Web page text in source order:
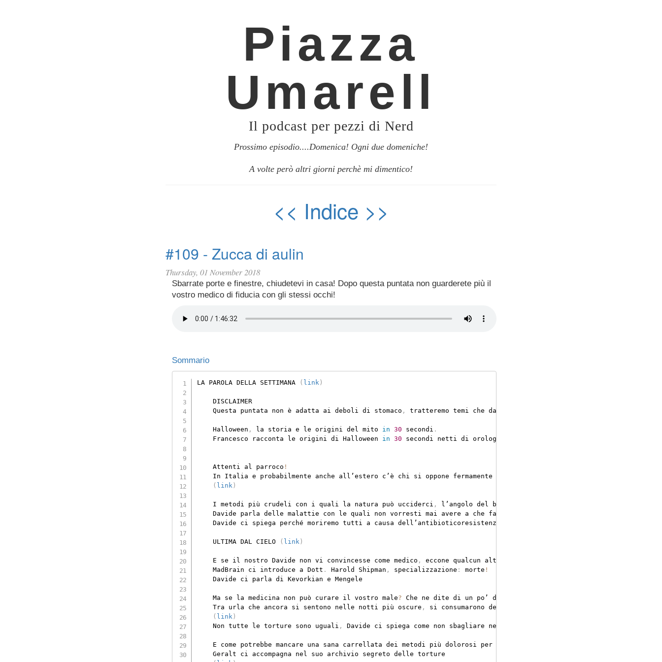
Piazza
Umarell
Il podcast per pezzi di Nerd
Prossimo episodio....Domenica! Ogni due domeniche!
A volte però altri giorni perchè mi dimentico!
<< Indice >>
#109 - Zucca di aulin
Thursday, 01 November 2018
Sbarrate porte e finestre, chiudetevi in casa! Dopo questa puntata non guarderete più il
vostro medico di fiducia con gli stessi occhi!
Sommario
LA PAROLA DELLA SETTIMANA ( link)
    DISCLAIMER
    Questa puntata non è adatta ai deboli di stomaco
, tratteremo temi che davvero non vorreste conoscere
    Halloween
, la storia e le origini del mito in 30 secondi .
    Francesco racconta le origini di Halloween
in 30 secondi netti di orologio
    Attenti al parroco
!
    In Italia e probabilmente anche all’estero c’è chi si oppone fermamente alla diffusione della festa di halloween
( link)
    I metodi più crudeli con i quali la natura può ucciderci
, l’angolo del buon dottore
    Davide parla delle malattie con le quali non vorresti mai avere a che fare
    Davide ci spiega perché moriremo tutti a causa dell’antibioticoresistenza
    ULTIMA DAL CIELO
( link)
    E se il nostro Davide non vi convincesse come medico
, eccone qualcun altro pronto
    MadBrain ci introduce a Dott
. Harold Shipman , specializzazione : morte !
    Davide ci parla di Kevorkian e Mengele
    Ma se la medicina non può curare il vostro male
? Che ne dite di un po’ di stregoneria
    Tra urla che ancora si sentono nelle notti più oscure
,
si consumarono delitti atroci dove le vite venivano
( link)
    Non tutte le torture sono uguali
, Davide ci spiega come non sbagliare nella scelta
    E come potrebbe mancare una sana carrellata dei metodi più dolorosi per interrogare un sospettato
    Geralt ci accompagna nel suo archivio segreto delle torture